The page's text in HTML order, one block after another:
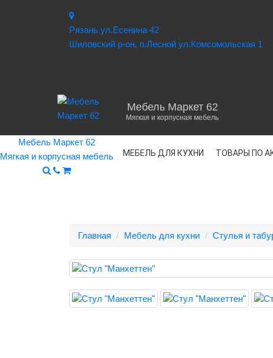
Рязань ул.Есенина 42
Шиловский р-он, п.Лесной ул.Комсомольская 1
Мебель Маркет 62
Мягкая и корпусная мебель
Мебель Маркет 62
Мягкая и корпусная мебель
МЕБЕЛЬ ДЛЯ КУХНИ ТОВАРЫ ПО
Главная Мебель для кухни Стулья и